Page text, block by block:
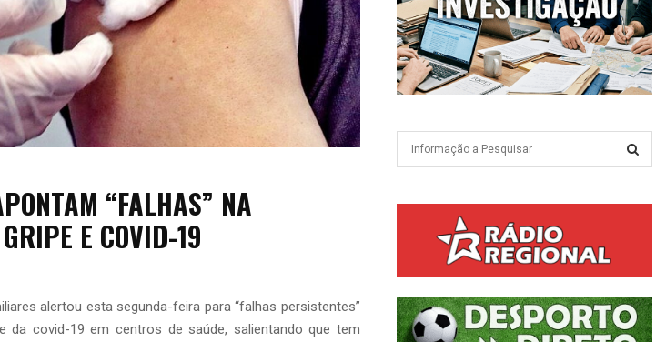
“FALHAS” NA
E COVID-19
alertou esta segunda-feira para “falhas persistentes”
da covid-19 em centros de saúde, salientando que tem
o
r
:
R
C